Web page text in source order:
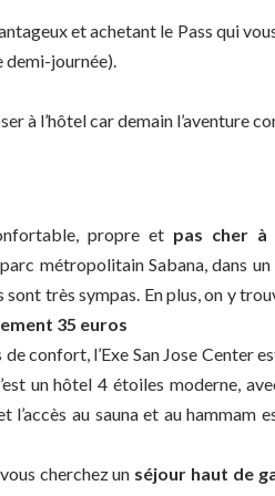
et achetant le Pass qui
demi-journée).
à l’hôtel car demain l’aventure
propre et pas cher à
métropolitain Sabana, dans un
très sympas. En plus, on y
35 euros
confort, l’Exe San Jose Center
un hôtel 4 étoiles moderne,
au sauna et au hammam
cherchez un séjour haut de